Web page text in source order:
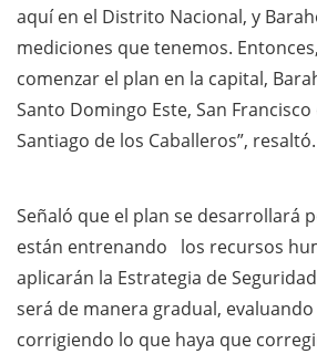
aquí en el Distrito Nacional, y
mediciones que tenemos.
comenzar el plan en la capital,
Santo Domingo Este, San
Santiago de los Caballeros”, resaltó.
Señaló que el plan se desarrollará
están entrenando los recursos
aplicarán la Estrategia de
será de manera gradual,
corrigiendo lo que haya que